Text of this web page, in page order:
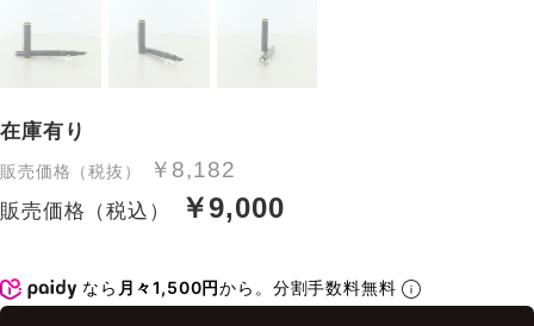
在庫有り
販売価格（税抜） ￥8,182
販売価格（税込） ￥9,000
なら 月々1,500円から。分割手数料無料